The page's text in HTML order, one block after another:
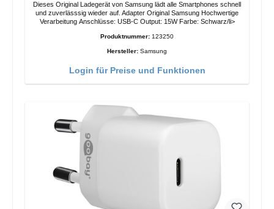
Dieses Original Ladegerät von Samsung lädt alle Smartphones schnell
und zuverlässsig wieder auf. Adapter Original Samsung Hochwertige
Verarbeitung Anschlüsse: USB-C Output: 15W Farbe: Schwarz/li>
Produktnummer: 123250
Hersteller: Samsung
Login für Preise und Funktionen